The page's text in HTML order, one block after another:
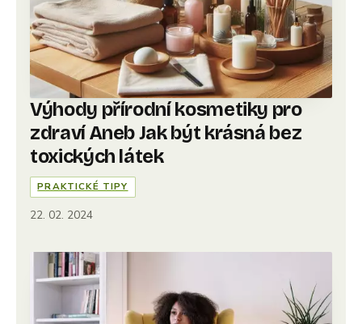
Výhody přírodní kosmetiky pro
zdraví Aneb Jak být krásná bez
toxických látek
PRAKTICKÉ TIPY
22. 02. 2024